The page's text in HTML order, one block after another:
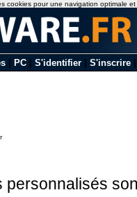
PC S'identifier S'inscrire
personnalisés
cookies pour une navigation optimale